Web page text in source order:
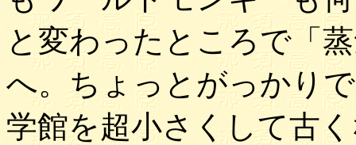
と変わったところで「
へ。ちょっとがっかり
学館を超小さくして古